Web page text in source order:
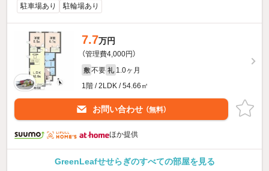
駐車場あり 駐輪場あり
7.7万円
（管理費4,000円）
敷 不要 礼 1.0ヶ月
1階 / 2LDK / 54.66㎡
お問い合わせ （無料）
ほか提供
GreenLeafせせらぎのすべての部屋を見る